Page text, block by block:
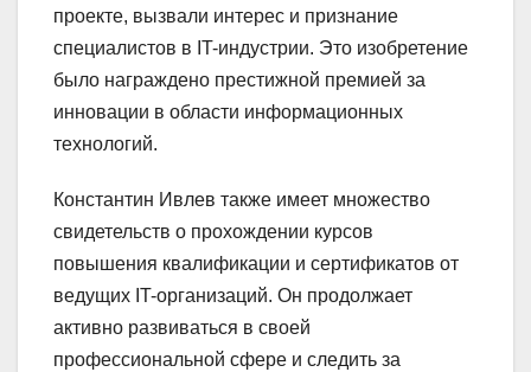
проекте, вызвали интерес и признание
специалистов в IT-индустрии. Это изобретение
было награждено престижной премией за
инновации в области информационных
технологий.
Константин Ивлев также имеет множество
свидетельств о прохождении курсов
повышения квалификации и сертификатов от
ведущих IT-организаций. Он продолжает
активно развиваться в своей
профессиональной сфере и следить за